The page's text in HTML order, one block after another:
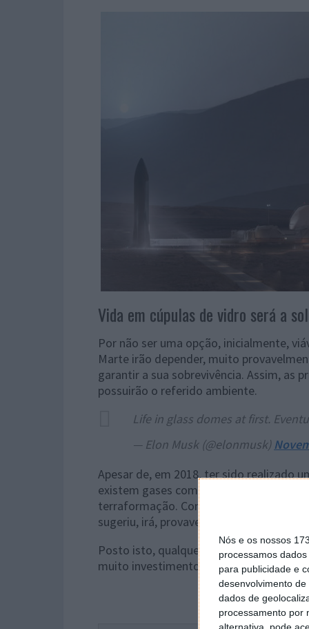
Nós e os nossos
processamos
para publicidade e
desenvolvimento de
dados de
processamento por
Vida em cúpulas de vidro será a
Por não ser uma opção, inicialmente,
Marte irão depender, muito
garantir a sua sobrevivência. Assim, as
possuirão o referido ambiente.
Life in glass domes at first.
— Elon Musk (@elonmusk)
Apesar de, em 2018, ter sido realizado
existem gases com efeito de estufa e
terraformação. Contudo, Elon Musk,
sugeriu, irá, provavelmente, trabalhar
Posto isto, qualquer que seja o plano,
muito investimento e de um nível de